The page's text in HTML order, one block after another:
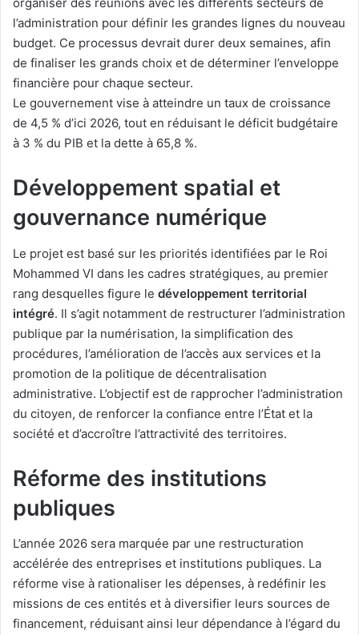
l’administration pour définir les grandes lignes du nouveau
budget. Ce processus devrait durer deux semaines, afin
de finaliser les grands choix et de déterminer l’enveloppe
financière pour chaque secteur.
Le gouvernement vise à atteindre un taux de croissance
de 4,5 % d’ici 2026, tout en réduisant le déficit budgétaire
à 3 % du PIB et la dette à 65,8 %.
Développement spatial et
gouvernance numérique
Le projet est basé sur les priorités identifiées par le Roi
Mohammed VI dans les cadres stratégiques, au premier
rang desquelles figure le développement territorial
intégré. Il s’agit notamment de restructurer l’administration
publique par la numérisation, la simplification des
procédures, l’amélioration de l’accès aux services et la
promotion de la politique de décentralisation
administrative. L’objectif est de rapprocher l’administration
du citoyen, de renforcer la confiance entre l’État et la
société et d’accroître l’attractivité des territoires.
Réforme des institutions
publiques
L’année 2026 sera marquée par une restructuration
accélérée des entreprises et institutions publiques. La
réforme vise à rationaliser les dépenses, à redéfinir les
missions de ces entités et à diversifier leurs sources de
financement, réduisant ainsi leur dépendance à l’égard du